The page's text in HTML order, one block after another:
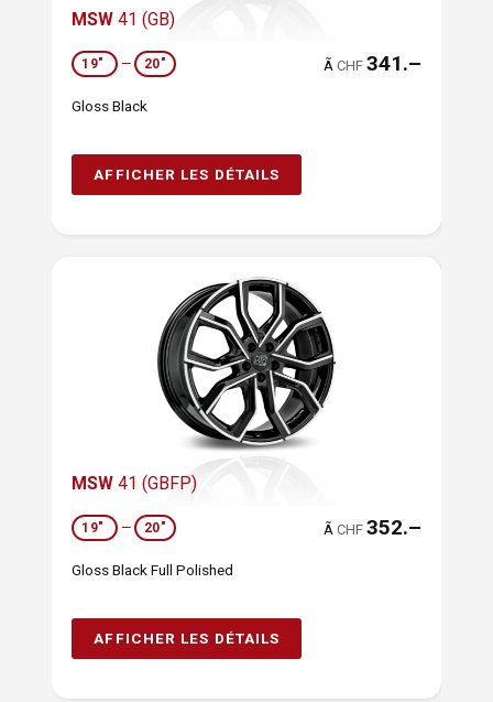
MSW 41 (GB)
19" — 20" ÃCHF 341.–
Gloss Black
AFFICHER LES DÉTAILS
MSW 41 (GBFP)
19" — 20" ÃCHF 352.–
Gloss Black Full Polished
AFFICHER LES DÉTAILS